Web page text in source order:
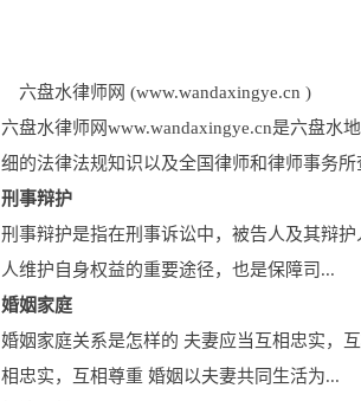
六盘水律师网 (www.wandaxingye.cn )
六盘水律师网www.wandaxingye.cn是六盘水
细的法律法规知识以及全国律师和律师事务
刑事辩护
刑事辩护是指在刑事诉讼中，被告人及其辩
人维护自身权益的重要途径，也是保障司...
婚姻家庭
婚姻家庭关系是怎样的 夫妻应当互相忠实，
相忠实，互相尊重 婚姻以夫妻共同生活为...